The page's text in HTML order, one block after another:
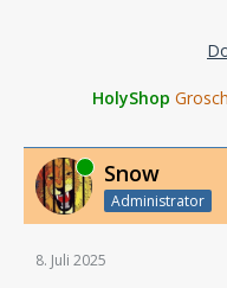
HolyShop
Online Snow
Administrator
8. Juli 2025